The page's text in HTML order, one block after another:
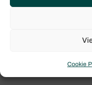
Cookie
Bali Catspace